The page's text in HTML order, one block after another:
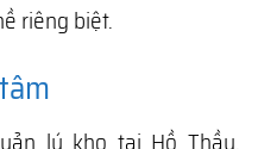
riêng biệt.